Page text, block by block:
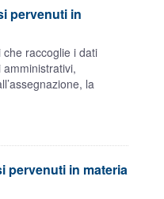
pervenuti in
raccoglie i dati
la
pervenuti in materia